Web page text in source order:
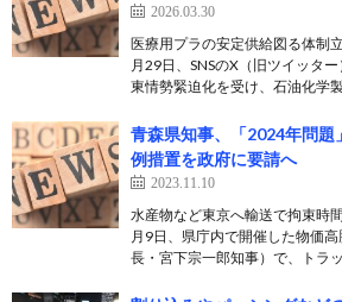
2026.03.30
医療用プラの安定供給図る体制
月29日、SNSのX（旧ツイッタ
東情勢緊迫化を受け、石油化学
青森県知事、「2024年問題
例措置を政府に要請へ
2023.11.10
水産物など東京へ輸送で拘束時
月9日、県庁内で開催した物価
長・宮下宗一郎知事）で、トラ